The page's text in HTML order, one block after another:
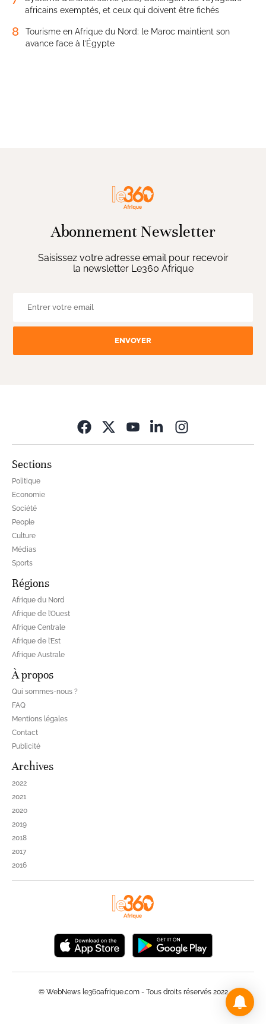
africains exemptés, et ceux qui doivent être fichés
8
Tourisme en Afrique du Nord: le Maroc maintient son
avance face à l’Égypte
Abonnement Newsletter
Saisissez votre adresse email pour recevoir
la newsletter Le360 Afrique
ENVOYER
Sections
Politique
Economie
Société
People
Culture
Médias
Sports
Régions
Afrique du Nord
Afrique de l’Ouest
Afrique Centrale
Afrique de l’Est
Afrique Australe
À propos
Qui sommes-nous ?
FAQ
Mentions légales
Contact
Publicité
Archives
2022
2021
2020
2019
2018
2017
2016
© WebNews le360afrique.com - Tous droits réservés 2022